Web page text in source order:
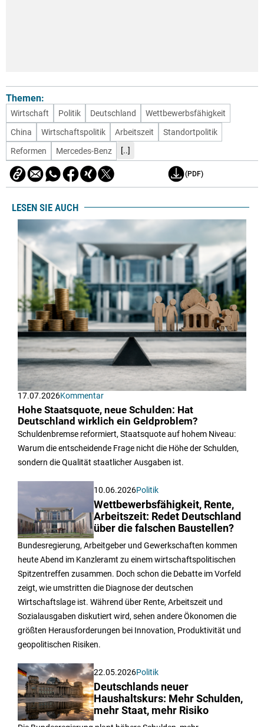
Themen:
Wirtschaft Politik Deutschland
Wettbewerbsfähigkeit
China
Wirtschaftspolitik Arbeitszeit
Standortpolitik
Reformen
Mercedes-Benz [..]
(PDF)
LESEN SIE AUCH
17.07.2026Kommentar
Hohe Staatsquote, neue Schulden: Hat
Deutschland wirklich ein Geldproblem?
Schuldenbremse reformiert, Staatsquote auf hohem Niveau:
Warum die entscheidende Frage nicht die Höhe der Schulden,
sondern die Qualität staatlicher Ausgaben ist.
10.06.2026Politik
Wettbewerbsfähigkeit, Rente,
Arbeitszeit: Redet Deutschland
über die falschen Baustellen?
Bundesregierung, Arbeitgeber und Gewerkschaften kommen
heute Abend im Kanzleramt zu einem wirtschaftspolitischen
Spitzentreffen zusammen. Doch schon die Debatte im Vorfeld
zeigt, wie umstritten die Diagnose der deutschen
Wirtschaftslage ist. Während über Rente, Arbeitszeit und
Sozialausgaben diskutiert wird, sehen andere Ökonomen die
größten Herausforderungen bei Innovation, Produktivität und
geopolitischen Risiken.
22.05.2026Politik
Deutschlands neuer
Haushaltskurs: Mehr Schulden,
mehr Staat, mehr Risiko